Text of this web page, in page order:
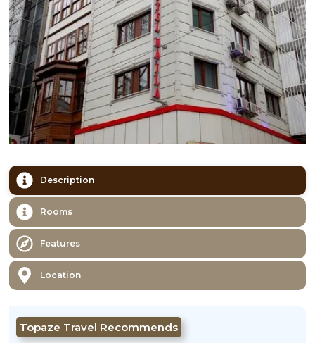
Description
Rooms
Features
Location
Topaze Travel Recommends